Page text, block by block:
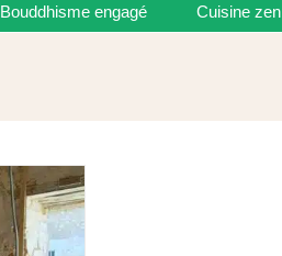
Bouddhisme engagé Cuisine zen